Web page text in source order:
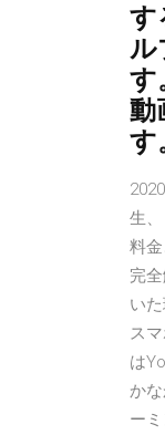
す
ル
す
動
す
生
料
完
い
ス
は
か
ー